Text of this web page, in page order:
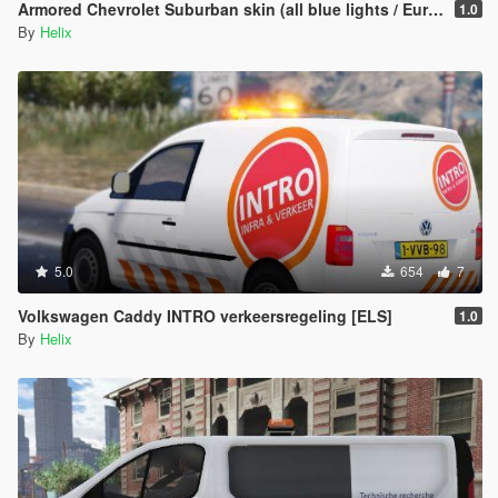
Armored Chevrolet Suburban skin (all blue lights / European Union flags) 1.0
By Helix
5.0 654 7
Volkswagen Caddy INTRO verkeersregeling [ELS] 1.0
By Helix